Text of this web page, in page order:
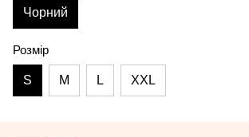
Чорний
Розмір
S M L XXL